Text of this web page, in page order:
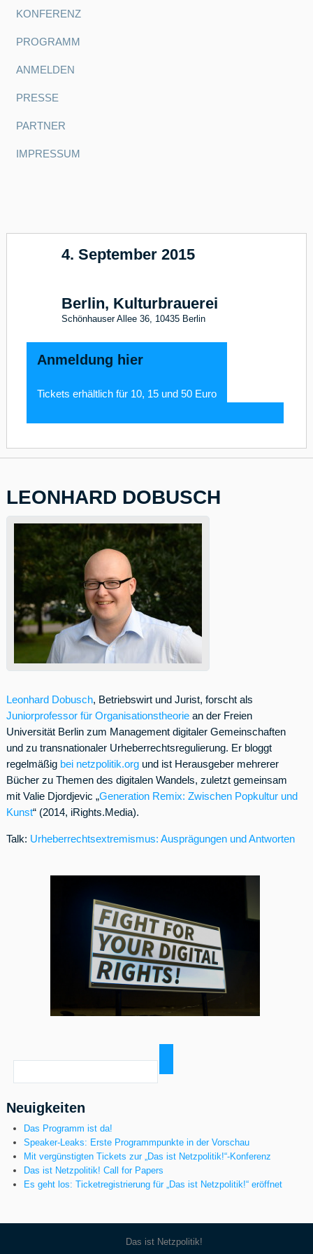
KONFERENZ
PROGRAMM
ANMELDEN
PRESSE
PARTNER
IMPRESSUM
4. September 2015
Berlin, Kulturbrauerei
Schönhauser Allee 36, 10435 Berlin
Anmeldung hier
Tickets erhältlich für 10, 15 und 50 Euro
LEONHARD DOBUSCH
Leonhard Dobusch, Betriebswirt und Jurist, forscht als
Juniorprofessor für Organisationstheoriean der Freien
Universität Berlin zum Management digitaler Gemeinschaften
und zu transnationaler Urheberrechtsregulierung. Er bloggt
regelmäßig bei netzpolitik.orgund ist Herausgeber mehrerer
Bücher zu Themen des digitalen Wandels, zuletzt gemeinsam
mit Valie Djordjevic „Generation Remix: Zwischen Popkultur und
Kunst“ (2014, iRights.Media).
Talk: Urheberrechtsextremismus: Ausprägungen und Antworten
Neuigkeiten
Das Programm ist da!
Speaker-Leaks: Erste Programmpunkte in der Vorschau
Mit vergünstigten Tickets zur „Das ist Netzpolitik!“-Konferenz
Das ist Netzpolitik! Call for Papers
Es geht los: Ticketregistrierung für „Das ist Netzpolitik!“ eröffnet
Das ist Netzpolitik!